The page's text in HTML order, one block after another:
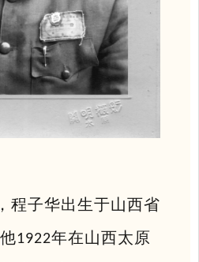
程子华出生于山西省
1922年在山西太原